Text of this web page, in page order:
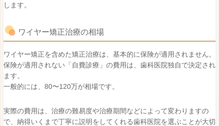
します。
ワイヤー矯正治療の相場
ワイヤー矯正を含めた矯正治療は、基本的に保険が適用されません。
保険が適用されない「自費診療」の費用は、歯科医院独自で決定され
ます。
一般的には、80〜120万が相場です。
実際の費用は、治療の難易度や治療期間などによって変わりますの
で、納得いくまで丁寧に説明をしてくれる歯科医院を選ぶことが大切